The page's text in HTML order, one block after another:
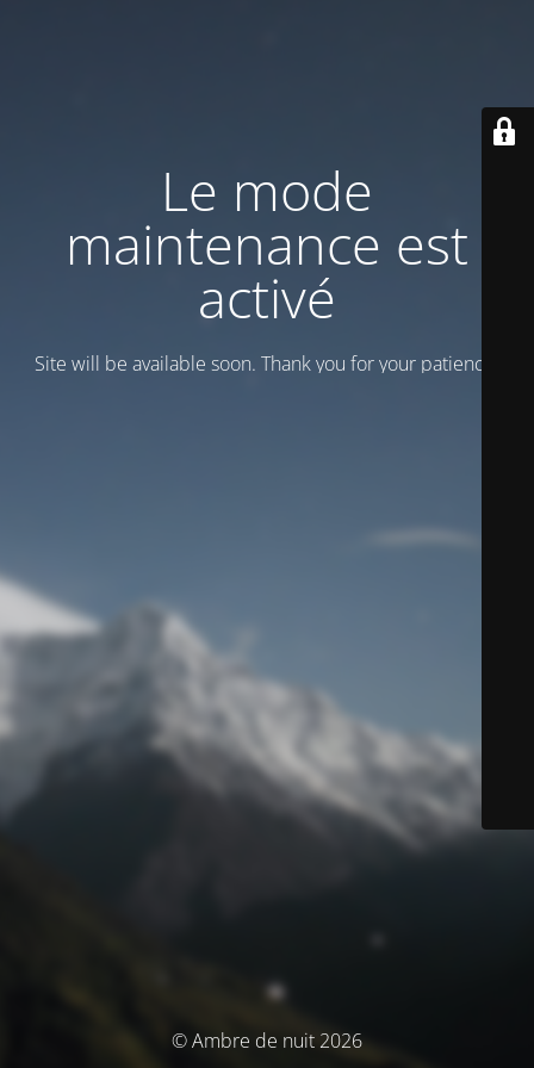
Le mode
maintenance est
activé
Site will be available soon. Thank you for your patience!
© Ambre de nuit 2026